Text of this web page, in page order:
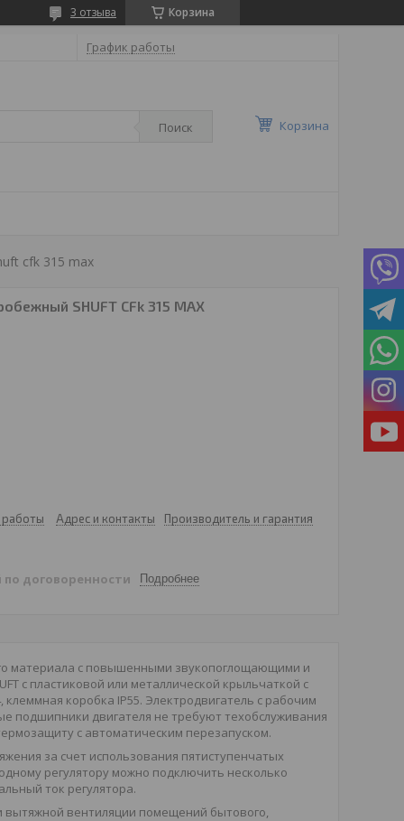
Корзина
3 отзыва
График работы
Поиск Корзина
cfk 315 max
SHUFT CFk 315 MAX
работы Адрес и контакты Производитель и гарантия
по договоренности Подробнее
материала с повышенными звукопоглощающими и
с пластиковой или металлической крыльчаткой с
коробка IP55. Электродвигатель с рабочим
подшипники двигателя не требуют техобслуживания
с автоматическим перезапуском.
за счет использования пятиступенчатых
регулятору можно подключить несколько
ток регулятора.
вытяжной вентиляции помещений бытового,